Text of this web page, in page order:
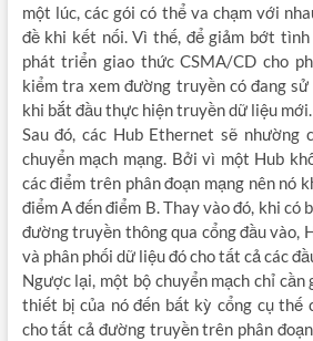
một lúc, các gói có thể va chạm với
đề khi kết nối. Vì thế, để giảm bớt
phát triển giao thức CSMA/CD cho
kiểm tra xem đường truyền có đang
khi bắt đầu thực hiện truyền dữ liệu mới.
Sau đó, các Hub Ethernet sẽ nhường
chuyển mạch mạng. Bởi vì một Hub
các điểm trên phân đoạn mạng nên nó
điểm A đến điểm B. Thay vào đó, khi có
đường truyền thông qua cổng đầu vào,
và phân phối dữ liệu đó cho tất cả các
Ngược lại, một bộ chuyển mạch chỉ
thiết bị của nó đến bất kỳ cổng cụ thế
cho tất cả đường truyền trên phân